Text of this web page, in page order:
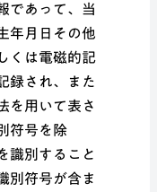
であって、当
年月日その他
くは電磁的記
録され、また
を用いて表さ
符号を除
識別すること
別符号が含ま